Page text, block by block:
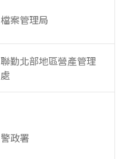
檔案管理局
聯勤北部地區營產管理
處
警政署